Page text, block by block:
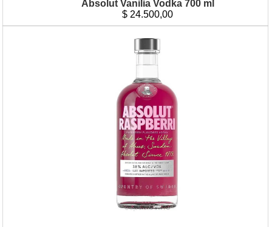
Absolut Vanilia Vodka 700 ml
$ 24.500,00